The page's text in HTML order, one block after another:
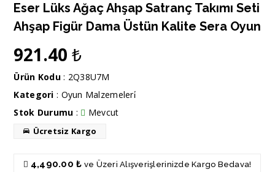
Eser Lüks Ağaç Ahşap Satranç Takımı Seti
Ahşap Figür Dama Üstün Kalite Sera Oyun
921.40₺
Ürün Kodu: 2Q38U7M
Kategori : Oyun Malzemeleri̇
Stok Durumu : Mevcut
Ücretsiz Kargo
4,490.00 ₺ ve Üzeri Alışverişlerinizde Kargo Bedava!